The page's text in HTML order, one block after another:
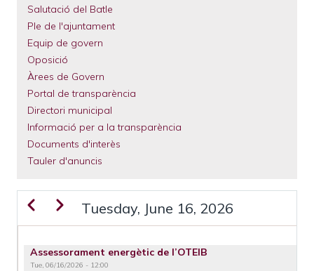
Serveis
Municipals
Tràmits
Salutació del Batle
Ple de l'ajuntament
Equip de govern
Oposició
Àrees de Govern
Portal de transparència
Directori municipal
Informació per a la transparència
Documents d'interès
Tauler d'anuncis
Tuesday, June 16, 2026
Previous
Next
Assessorament energètic de l’OTEIB
Tue, 06/16/2026 - 12:00